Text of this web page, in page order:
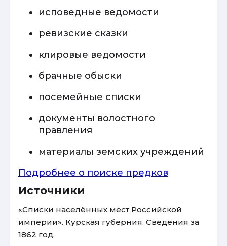
исповедные ведомости
ревизские сказки
клировые ведомости
брачные обыски
посемейные списки
документы волостного
правления
материалы земских учреждений
Подробнее о поиске предков
Источники
«Списки населённых мест Российской
империи». Курская губерния. Сведения за
1862 год.